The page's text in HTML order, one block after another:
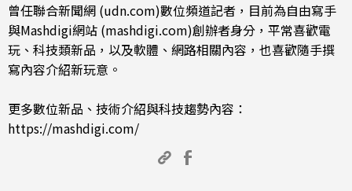
曾任聯合新聞網 (udn.com)數位頻道記者，目前為自由寫手
與Mashdigi網站 (mashdigi.com)創辦者身分，平常喜歡電
玩、科技類新品，以及軟體、網路相關內容，也喜歡隨手撰
寫內容介紹新玩意。
更多數位新品、技術介紹與科技趨勢內容：
https://mashdigi.com/